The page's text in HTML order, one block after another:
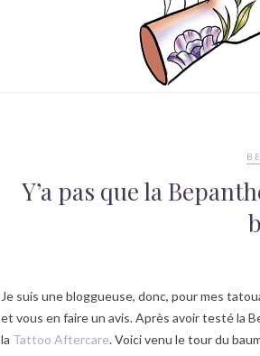
Y’a pas que la
Je suis une bloggueuse, donc, pour mes
et vous en faire un avis. Après avoir testé la
la Tattoo Aftercare. Voici venu le tour du